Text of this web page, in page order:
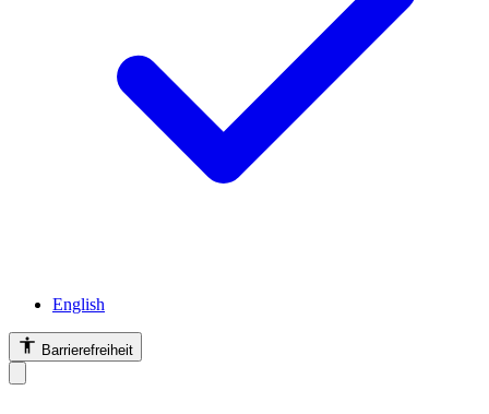
English
Barrierefreiheit
Barrierefreiheit